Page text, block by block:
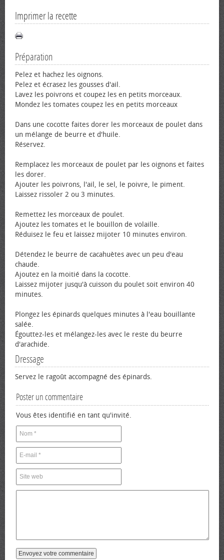
Imprimer la recette
Préparation
Pelez et hachez les oignons.
Pelez et écrasez les gousses d'ail.
Lavez les poivrons et coupez les en petits morceaux.
Mondez les tomates coupez les en petits morceaux
Dans une cocotte faites dorer les morceaux de poulet dans
un mélange de beurre et d'huile.
Réservez.
Remplacez les morceaux de poulet par les oignons et faites
les dorer.
Ajouter les poivrons, l'ail, le sel, le poivre, le piment.
Laissez rissoler 2 ou 3 minutes.
Remettez les morceaux de poulet.
Ajoutez les tomates et le bouillon de volaille.
Réduisez le feu et laissez mijoter 10 minutes environ.
Détendez le beurre de cacahuètes avec un peu d'eau
chaude.
Ajoutez en la moitié dans la cocotte.
Laissez mijoter jusqu'à cuisson du poulet soit environ 40
minutes.
Plongez les épinards quelques minutes à l'eau bouillante
salée.
Égouttez-les et mélangez-les avec le reste du beurre
d'arachide.
Dressage
Servez le ragoût accompagné des épinards.
Poster un commentaire
Vous êtes identifié en tant qu'invité.